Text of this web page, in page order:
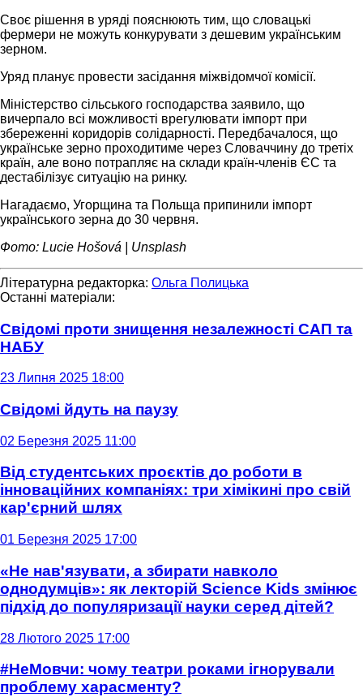
Своє рішення в уряді пояснюють тим, що словацькі
фермери не можуть конкурувати з дешевим українським
зерном.
Уряд планує провести засідання міжвідомчої комісії.
Міністерство сільського господарства заявило, що
вичерпало всі можливості врегулювати імпорт при
збереженні коридорів солідарності. Передбачалося, що
українське зерно проходитиме через Словаччину до третіх
країн, але воно потрапляє на склади країн-членів ЄС та
дестабілізує ситуацію на ринку.
Нагадаємо, Угорщина та Польща припинили імпорт
українського зерна до 30 червня.
Фото: Lucie Hošová | Unsplash
Літературна редакторка: Ольга Полицька
Останні матеріали:
Свідомі проти знищення незалежності САП та
НАБУ
23 Липня 2025 18:00
Свідомі йдуть на паузу
02 Березня 2025 11:00
Від студентських проєктів до роботи в
інноваційних компаніях: три хімікині про свій
кар'єрний шлях
01 Березня 2025 17:00
«Не нав'язувати, а збирати навколо
однодумців»: як лекторій Science Kids змінює
підхід до популяризації науки серед дітей?
28 Лютого 2025 17:00
#НеМовчи: чому театри роками ігнорували
проблему харасменту?